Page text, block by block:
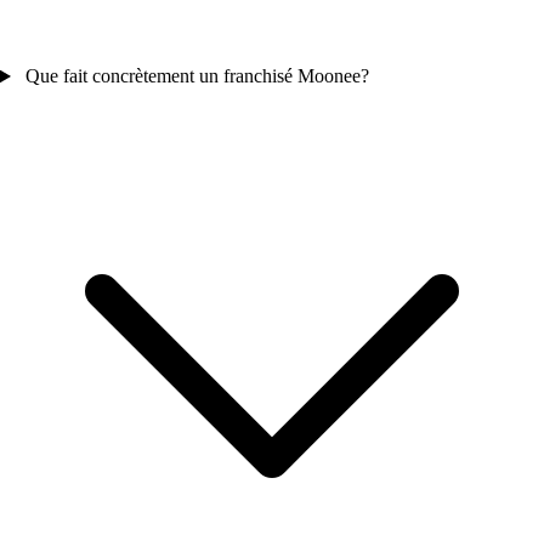
Que fait concrètement un franchisé Moonee?